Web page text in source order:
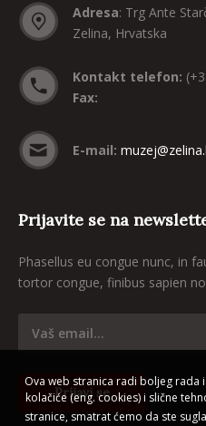
Adresa: Trg Ante
Zelina, Hrvatska
Kontakt telefon:
Fax:
E-mail:
Prijavite se na
Phasellus eu congue nunc, in
tortor congue, finibus sapien
Ova web stranica radi boljeg
kolačiće (eng. cookies) i slične
stranice, smatrat ćemo da ste